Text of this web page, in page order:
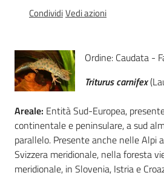
Rete
Natura
Foreste
Biodiversità
CondividiVedi azioni
Ordine: Caudata -
Triturus carnifex
Areale: Entità Sud-Europea,
continentale e peninsulare, a sud
parallelo. Presente anche nelle Alpi
Svizzera meridionale, nella foresta
meridionale, in Slovenia, Istria e